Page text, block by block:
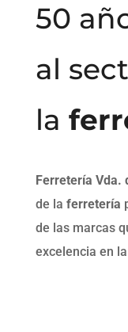
50
al
la
Ferretería Vda.
de la ferretería
de las marcas
excelencia en